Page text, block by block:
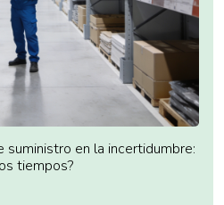
suministro en la incertidumbre:
tiempos?